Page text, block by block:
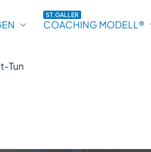
ST.GALLER
COACHING MODELL®
Tun